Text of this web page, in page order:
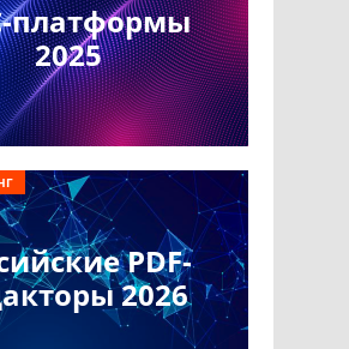
платформы
2025
PDF-
2026